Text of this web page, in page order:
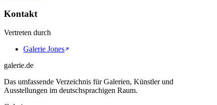
Kontakt
Vertreten durch
Galerie Jones
galerie.de
Das umfassende Verzeichnis für Galerien, Künstler und
Ausstellungen im deutschsprachigen Raum.